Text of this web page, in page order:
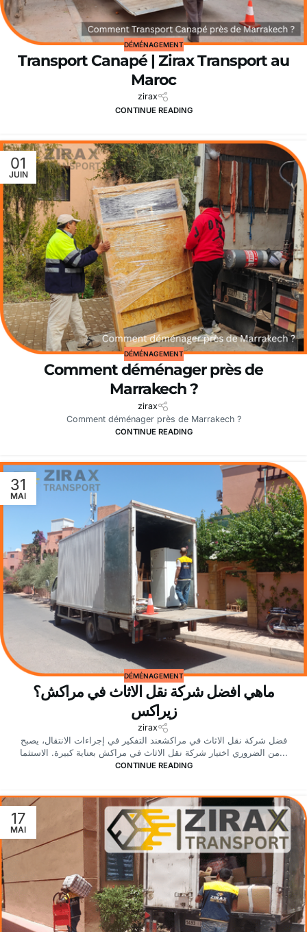
DÉMÉNAGEMENT
Transport Canapé | Zirax Transport au
Maroc
zirax
CONTINUE READING
01
JUIN
DÉMÉNAGEMENT
Comment déménager près de
Marrakech ?
zirax
Comment déménager près de Marrakech ?
CONTINUE READING
31
MAI
DÉMÉNAGEMENT
ماهي افضل شركة نقل الاثاث في مراكش؟
زيراكس
zirax
فضل شركة نقل الاثاث في مراكشعند التفكير في إجراءات الانتقال، يصبح
من الضروري اختيار شركة نقل الاثاث في مراكش بعناية كبيرة. الاستثما...
CONTINUE READING
17
MAI